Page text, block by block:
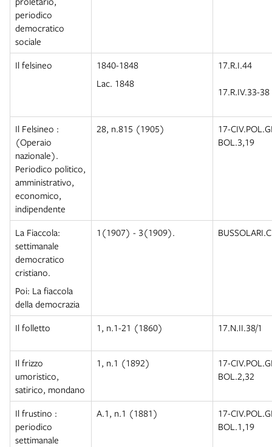
periodico
democratico
sociale
Il felsineo
1840-1848
Lac. 1848
17.R.I.44
17.R.IV.33-38
Il Felsineo :
(Operaio
nazionale).
Periodico politico,
amministrativo,
economico,
indipendente
28, n.815 (1905)
17-
BOL.3,19
La Fiaccola:
settimanale
democratico
cristiano.
Poi: La fiaccola
della democrazia
1(1907) - 3(1909).
Il folletto 1, n.1-21 (1860) 17.N.II.38/1
Il frizzo
umoristico,
satirico, mondano
1, n.1 (1892)
17-
BOL.2,32
Il frustino :
periodico
settimanale
A.1, n.1 (1881)
17-
BOL.1,19